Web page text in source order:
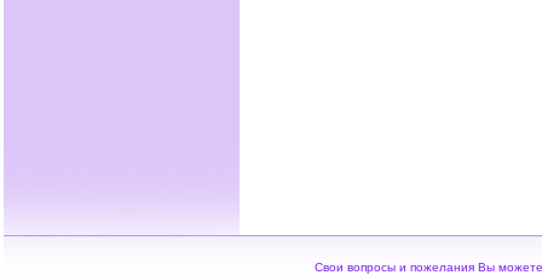
Свои вопросы и пожелания Вы